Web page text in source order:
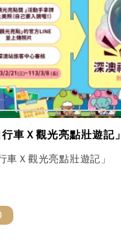
行車Ｘ觀光亮點壯遊記」
車Ｘ觀光亮點壯遊記」